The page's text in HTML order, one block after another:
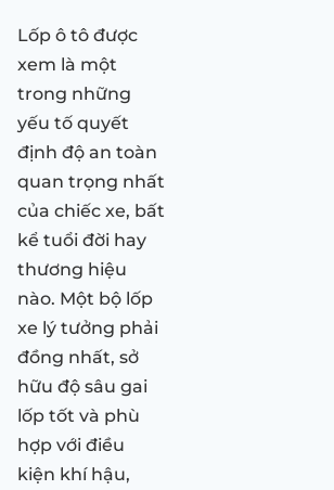
Lốp ô tô được
xem là một
trong những
yếu tố quyết
định độ an toàn
quan trọng nhất
của chiếc xe, bất
kể tuổi đời hay
thương hiệu
nào. Một bộ lốp
xe lý tưởng phải
đồng nhất, sở
hữu độ sâu gai
lốp tốt và phù
hợp với điều
kiện khí hậu,